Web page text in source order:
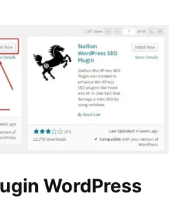
WordPress